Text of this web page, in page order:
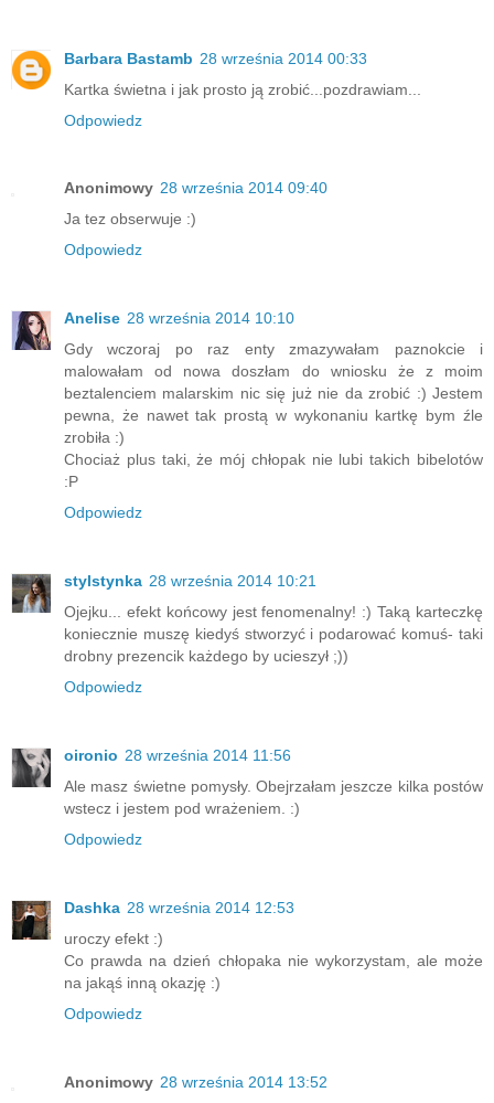
Barbara Bastamb 28 września 2014 00:33
Kartka świetna i jak prosto ją zrobić...pozdrawiam...
Odpowiedz
Anonimowy 28 września 2014 09:40
Ja tez obserwuje :)
Odpowiedz
Anelise 28 września 2014 10:10
Gdy wczoraj po raz enty zmazywałam paznokcie i
malowałam od nowa doszłam do wniosku że z moim
beztalenciem malarskim nic się już nie da zrobić :) Jestem
pewna, że nawet tak prostą w wykonaniu kartkę bym źle
zrobiła :)
Chociaż plus taki, że mój chłopak nie lubi takich bibelotów
:P
Odpowiedz
stylstynka 28 września 2014 10:21
Ojejku... efekt końcowy jest fenomenalny! :) Taką karteczkę
koniecznie muszę kiedyś stworzyć i podarować komuś- taki
drobny prezencik każdego by ucieszył ;))
Odpowiedz
oironio 28 września 2014 11:56
Ale masz świetne pomysły. Obejrzałam jeszcze kilka postów
wstecz i jestem pod wrażeniem. :)
Odpowiedz
Dashka 28 września 2014 12:53
uroczy efekt :)
Co prawda na dzień chłopaka nie wykorzystam, ale może
na jakąś inną okazję :)
Odpowiedz
Anonimowy 28 września 2014 13:52